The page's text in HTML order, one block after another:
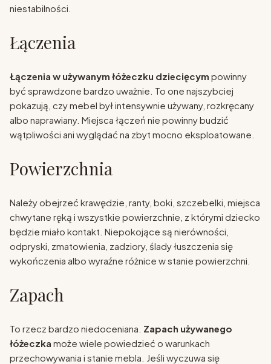
niestabilności.
Łączenia
Łączenia w używanym łóżeczku dziecięcym powinny
być sprawdzone bardzo uważnie. To one najszybciej
pokazują, czy mebel był intensywnie używany, rozkręcany
albo naprawiany. Miejsca łączeń nie powinny budzić
wątpliwości ani wyglądać na zbyt mocno eksploatowane.
Powierzchnia
Należy obejrzeć krawędzie, ranty, boki, szczebelki, miejsca
chwytane ręką i wszystkie powierzchnie, z którymi dziecko
będzie miało kontakt. Niepokojące są nierówności,
odpryski, zmatowienia, zadziory, ślady łuszczenia się
wykończenia albo wyraźne różnice w stanie powierzchni.
Zapach
To rzecz bardzo niedoceniana. Zapach używanego
łóżeczka może wiele powiedzieć o warunkach
przechowywania i stanie mebla. Jeśli wyczuwa się